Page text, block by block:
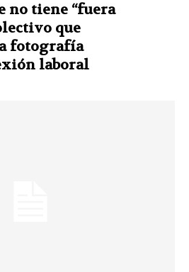
no tiene “fuera
que
fotografía
laboral